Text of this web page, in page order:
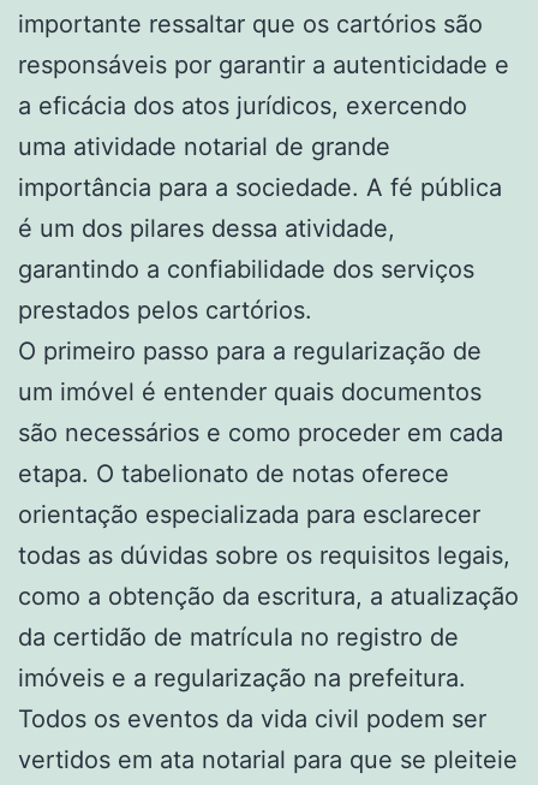
importante ressaltar que os cartórios são
responsáveis por garantir a autenticidade e
a eficácia dos atos jurídicos, exercendo
uma atividade notarial de grande
importância para a sociedade. A fé pública
é um dos pilares dessa atividade,
garantindo a confiabilidade dos serviços
prestados pelos cartórios.
O primeiro passo para a regularização de
um imóvel é entender quais documentos
são necessários e como proceder em cada
etapa. O tabelionato de notas oferece
orientação especializada para esclarecer
todas as dúvidas sobre os requisitos legais,
como a obtenção da escritura, a atualização
da certidão de matrícula no registro de
imóveis e a regularização na prefeitura.
Todos os eventos da vida civil podem ser
vertidos em ata notarial para que se pleiteie